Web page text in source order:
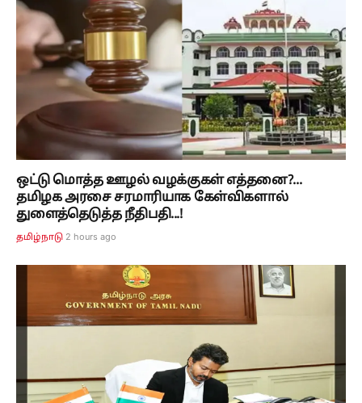
ஒட்டு மொத்த ஊழல் வழக்குகள் எத்தனை?...
தமிழக அரசை சரமாரியாக கேள்விகளால்
துளைத்தெடுத்த நீதிபதி...!
தமிழ்நாடு 2 hours ago